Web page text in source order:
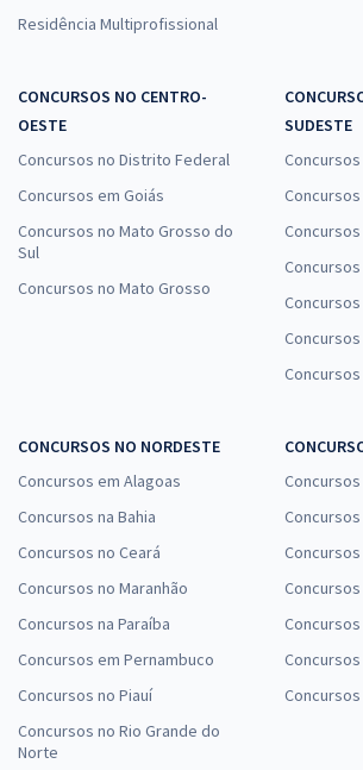
- Agente de Trânsito
à vista
ou 12x de
R$35,33
Economize R$ 105,98 (-
Comprar
Residência Multiprofissional
CONCURSOS NO CENTRO-
OESTE
Concursos no Distrito Federal
Concursos em Goiás
Concursos no Mato Grosso do
Sul
Concursos no Mato Grosso
SUDESTE
Concursos
Concursos
CONCURSOS NO NORDESTE
Concursos em Alagoas
Concursos na Bahia
Concursos no Ceará
Concursos no Maranhão
Concursos na Paraíba
Concursos em Pernambuco
Concursos no Piauí
Concursos no Rio Grande do
Norte
Concursos